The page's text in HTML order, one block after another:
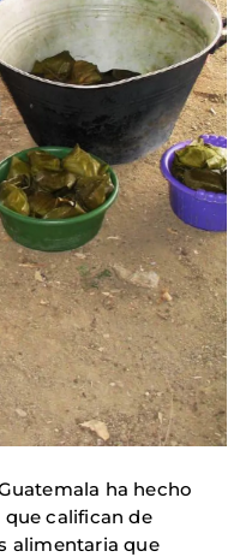
ha hecho
califican de
alimentaria que